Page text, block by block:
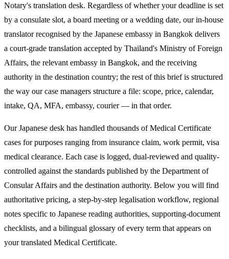
Notary's translation desk. Regardless of whether your deadline is set
by a consulate slot, a board meeting or a wedding date, our in-house
translator recognised by the Japanese embassy in Bangkok delivers
a court-grade translation accepted by Thailand's Ministry of Foreign
Affairs, the relevant embassy in Bangkok, and the receiving
authority in the destination country; the rest of this brief is structured
the way our case managers structure a file: scope, price, calendar,
intake, QA, MFA, embassy, courier — in that order.
Our Japanese desk has handled thousands of Medical Certificate
cases for purposes ranging from insurance claim, work permit, visa
medical clearance. Each case is logged, dual-reviewed and quality-
controlled against the standards published by the Department of
Consular Affairs and the destination authority. Below you will find
authoritative pricing, a step-by-step legalisation workflow, regional
notes specific to Japanese reading authorities, supporting-document
checklists, and a bilingual glossary of every term that appears on
your translated Medical Certificate.